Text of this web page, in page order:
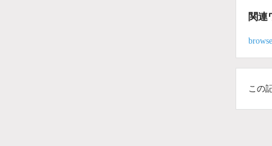
関連
この